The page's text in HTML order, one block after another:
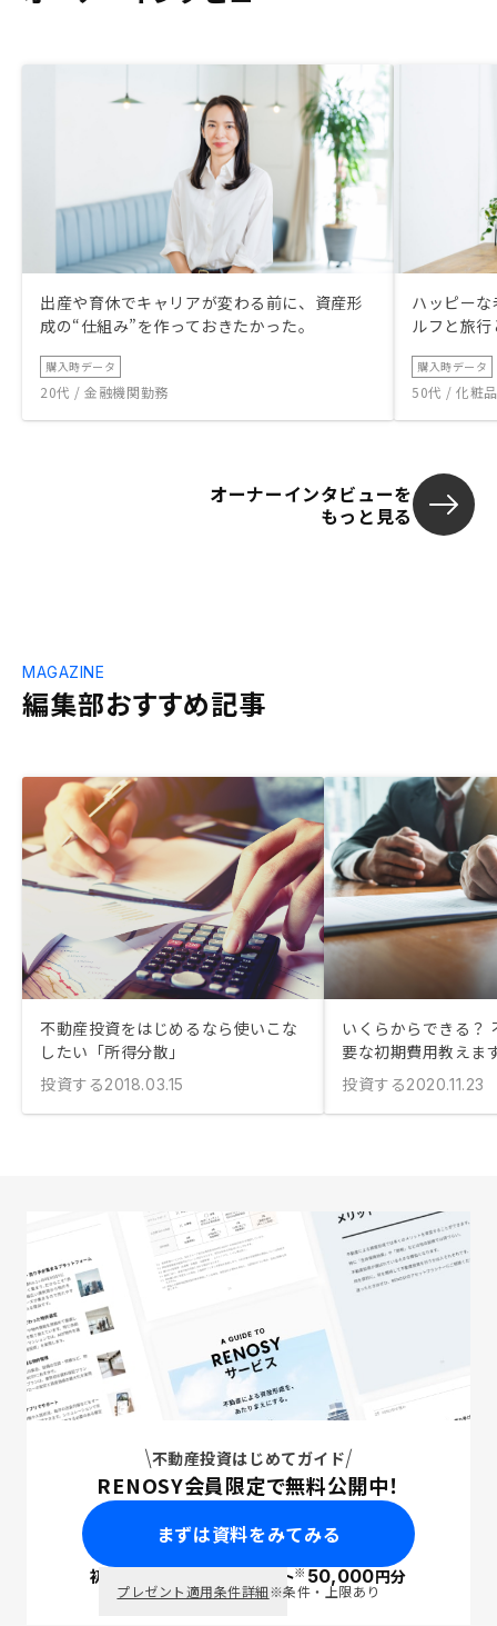
出産や育休でキャリアが変わる前に、資産形
成の“仕組み”を作っておきたかった。
購入時データ
20代 / 金融機関勤務
ハッピー
ルフと旅
購入時データ
50代 / 化粧
オーナーインタビューを
もっと見る
編集部おすすめ記事
MAGAZINE
不動産投資をはじめるなら使いこな
したい「所得分散」
投資する2018.03.15
いくらからできる？
要な初期費用教えま
投資する2020.11.23
不動産投資はじめてガイド
RENOSY会員限定で無料公開中！
まずは資料をみてみる
初回面談で ポイント※50,000円分
プレゼント適用条件詳細※条件・上限あり